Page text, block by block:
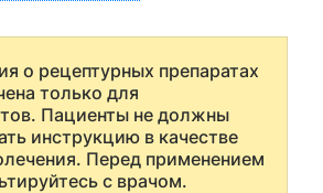
о рецептурных препаратах
только для
Пациенты не должны
инструкцию в качестве
Перед применением
с врачом.